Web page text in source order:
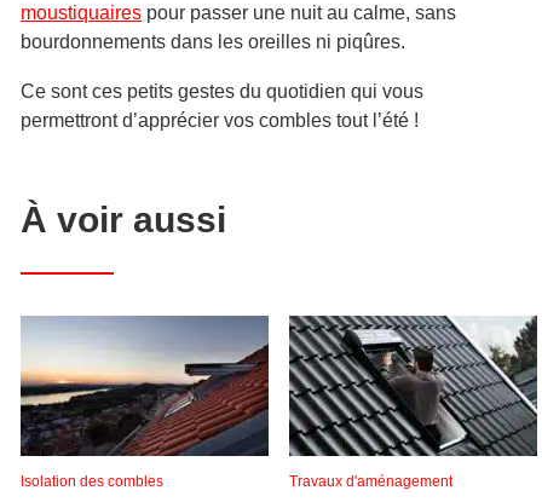
moustiquaires pour passer une nuit au calme, sans
bourdonnements dans les oreilles ni piqûres.
Ce sont ces petits gestes du quotidien qui vous
permettront d’apprécier vos combles tout l’été !
À voir aussi
Isolation des combles Travaux d'aménagement